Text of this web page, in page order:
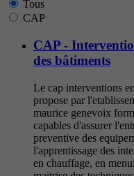
Tous
CAP
CAP -
des bâtiments
Le cap interventions
propose par
maurice genevoix
capables d'assurer
preventive des
l'apprentissage des
en chauffage, en